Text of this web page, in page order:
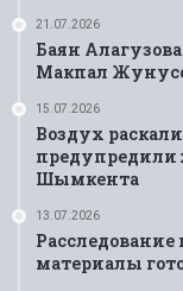
21.07.2026
Баян
Макпал
15.07.2026
Воздух
Шымкента
13.07.2026
Расследование
материалы